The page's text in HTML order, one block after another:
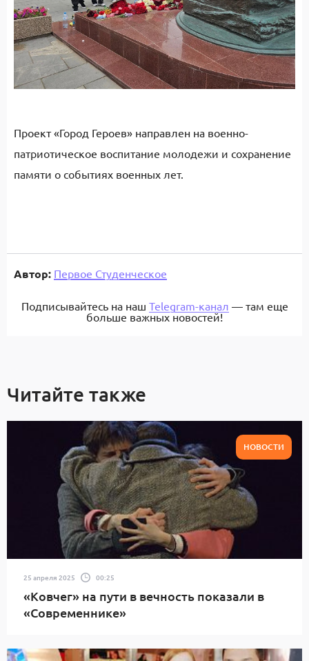
Проект «Город Героев» направлен на военно-
патриотическое воспитание молодежи и сохранение
памяти о событиях военных лет.
Автор: Первое Студенческое
Подписывайтесь на наш Telegram-канал — там еще
больше важных новостей!
Читайте также
НОВОСТИ
25 апреля 2025 00:25
«Ковчег» на пути в вечность показали в
«Современнике»